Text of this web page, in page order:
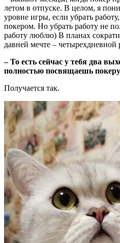
летом в отпуске. В целом, я
уровне игры, если убрать
покером. Но убрать работу не
работу люблю) В планах
давней мечте – четырехдневной
– То есть сейчас у тебя два
полностью посвящаешь
Получается так.